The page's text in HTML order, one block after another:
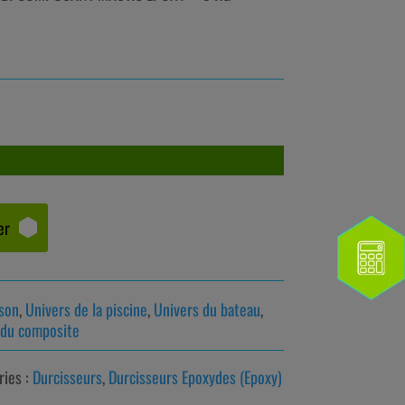
,Univers de la piscine,Univers du bateau,
composite
: Durcisseurs,Durcisseurs Epoxydes (Epoxy)